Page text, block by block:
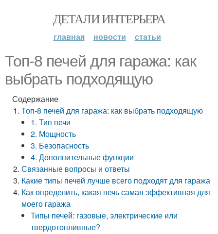
ДЕТАЛИ ИНТЕРЬЕРА
главная новости статьи
Топ-8 печей для гаража: как
выбрать подходящую
Содержание
Топ-8 печей для гаража: как выбрать подходящую
1. Тип печи
2. Мощность
3. Безопасность
4. Дополнительные функции
Связанные вопросы и ответы
Какие типы печей лучше всего подходят для гаража
Как определить, какая печь самая эффективная для
моего гаража
Типы печей: газовые, электрические или
твердотопливные?